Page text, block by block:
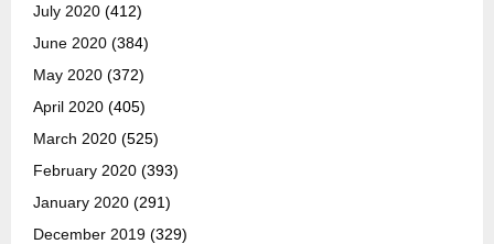
July 2020 (412)
June 2020 (384)
May 2020 (372)
April 2020 (405)
March 2020 (525)
February 2020 (393)
January 2020 (291)
December 2019 (329)